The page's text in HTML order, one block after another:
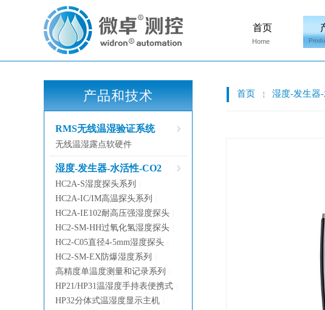
Home
首页
首页 ￤ 湿度-发生器
产品和技术
RMS无线温湿验证系统
无线温湿露点软硬件
湿度-发生器-水活性-CO2
HC2A-S湿度探头系列
HC2A-IC/IM高温探头系列
HC2A-IE102耐高压强湿度探头
HC2-SM-HH过氧化氢湿度探头
HC2-C05直径4-5mm湿度探头
HC2-SM-EX防爆湿度系列
高精度单温度测量和记录系列
HP21/HP31温湿度手持表便携式
HP32分体式温湿度显示主机